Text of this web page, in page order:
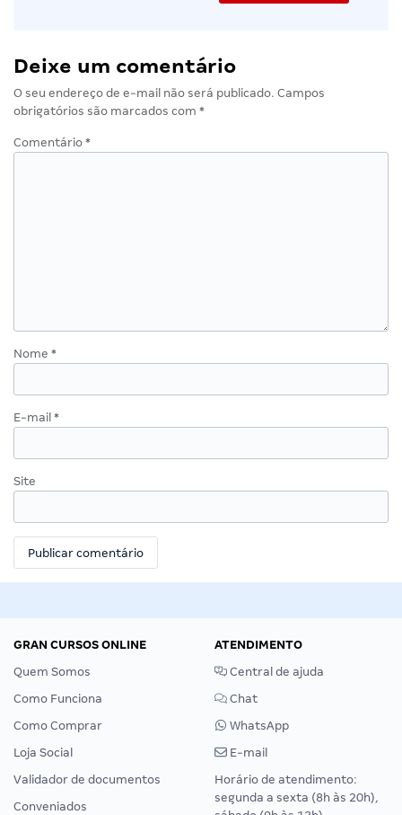
Deixe um comentário
O seu endereço de e-mail não será publicado. Campos
obrigatórios são marcados com *
Comentário *
Nome *
E-mail *
Site
GRAN CURSOS ONLINE
Quem Somos
Como Funciona
Como Comprar
Loja Social
Validador de documentos
Conveniados
ATENDIMENTO
Central de ajuda
Chat
WhatsApp
E-mail
Horário de atendimento:
segunda a sexta (8h às 20h),